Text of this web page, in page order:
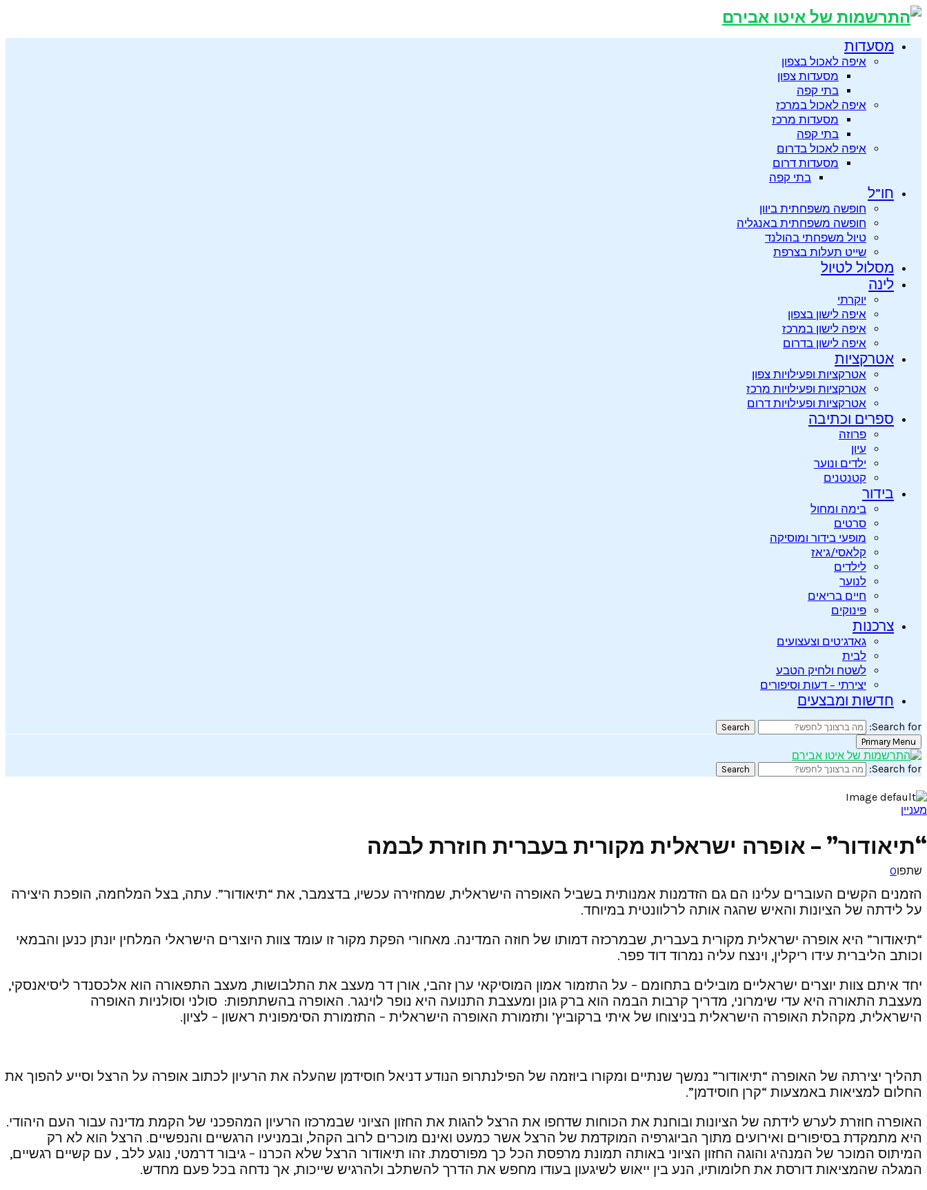
מסעדות
איפה לאכול בצפון
מסעדות צפון
בתי קפה
איפה לאכול במרכז
מסעדות מרכז
בתי קפה
איפה לאכול בדרום
מסעדות דרום
בתי קפה
חו”ל
חופשה משפחתית ביוון
חופשה משפחתית באנגליה
טיול משפחתי בהולנד
שייט תעלות בצרפת
מסלול לטיול
לינה
יוקרתי
איפה לישון בצפון
איפה לישון במרכז
איפה לישון בדרום
אטרקציות
אטרקציות ופעילויות צפון
אטרקציות ופעילויות מרכז
אטרקציות ופעילויות דרום
ספרים וכתיבה
פרוזה
עיון
ילדים ונוער
קטנטנים
בידור
בימה ומחול
סרטים
מופעי בידור ומוסיקה
קלאסי/ג’אז
לילדים
לנוער
חיים בריאים
פינוקים
צרכנות
גאדג’טים וצעצועים
לבית
לשטח ולחיק הטבע
יצירתי – דעות וסיפורים
חדשות ומבצעים
Search for:
Search
Primary Menu
Search for:
Search
מעניין
“תיאודור” – אופרה ישראלית מקורית בעברית חוזרת לבמה
שתפו0
הזמנים הקשים העוברים עלינו הם גם הזדמנות אמנותית בשביל האופרה הישראלית, שמחזירה עכשיו, בדצמבר, את “תיאודור”. עתה, בצל המלחמה, הופכת היצירה
על לידתה של הציונות והאיש שהגה אותה לרלוונטית במיוחד.
“תיאודור” היא אופרה ישראלית מקורית בעברית, שבמרכזה דמותו של חוזה המדינה. מאחורי הפקת מקור זו עומד צוות היוצרים הישראלי המלחין יונתן כנען והבמאי
וכותב הליברית עידו ריקלין, וינצח עליה נמרוד דוד פפר.
יחד איתם צוות יוצרים ישראליים מובילים בתחומם – על התזמור אמון המוסיקאי ערן זהבי, אורן דר מעצב את התלבושות, מעצב התפאורה הוא אלכסנדר ליסיאנסקי,
מעצבת התאורה היא עדי שימרוני, מדריך קרבות הבמה הוא ברק גונן ומעצבת התנועה היא נופר לוינגר. האופרה בהשתתפות: סולני וסולניות האופרה
הישראלית, מקהלת האופרה הישראלית בניצוחו של איתי ברקוביץ’ ותזמורת האופרה הישראלית – התזמורת הסימפונית ראשון – לציון.
תהליך יצירתה של האופרה “תיאודור” נמשך שנתיים ומקורו ביוזמה של הפילנתרופ הנודע דניאל חוסידמן שהעלה את הרעיון לכתוב אופרה על הרצל וסייע להפוך את
החלום למציאות באמצעות “קרן חוסידמן”.
האופרה חוזרת לערש לידתה של הציונות ובוחנת את הכוחות שדחפו את הרצל להגות את החזון הציוני שבמרכזו הרעיון המהפכני של הקמת מדינה עבור העם היהודי.
היא מתמקדת בסיפורים ואירועים מתוך הביוגרפיה המוקדמת של הרצל אשר כמעט ואינם מוכרים לרוב הקהל, ובמניעיו הרגשיים והנפשיים. הרצל הוא לא רק
המיתוס המוכר של המנהיג והוגה החזון הציוני באותה תמונת מרפסת הכל כך מפורסמת. זהו תיאודור הרצל שלא הכרנו – גיבור דרמטי, נוגע ללב , עם קשיים רגשיים,
המגלה שהמציאות דורסת את חלומותיו, הנע בין ייאוש לשיגעון בעודו מחפש את הדרך להשתלב ולהרגיש שייכות, אך נדחה בכל פעם מחדש.